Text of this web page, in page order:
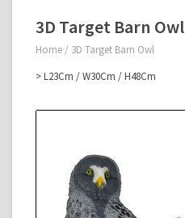
3D Target Barn Owl
Home / 3D Target Barn Owl
> L23Cm / W30Cm / H48Cm